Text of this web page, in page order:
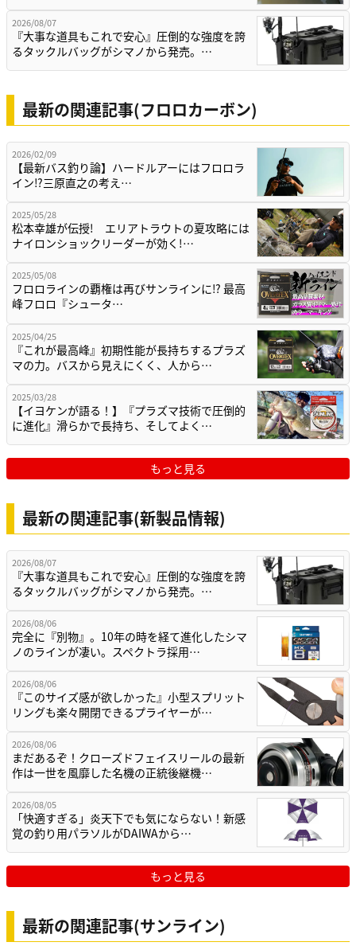
2026/08/07
『大事な道具もこれで安心』圧倒的な強度を誇
るタックルバッグがシマノから発売。…
最新の関連記事(フロロカーボン)
2026/02/09
【最新バス釣り論】ハードルアーにはフロロラ
イン⁉三原直之の考え…
2025/05/28
松本幸雄が伝授! エリアトラウトの夏攻略には
ナイロンショックリーダーが効く!…
2025/05/08
フロロラインの覇権は再びサンラインに⁉ 最高
峰フロロ『シュータ…
2025/04/25
『これが最高峰』初期性能が長持ちするプラズ
マの力。バスから見えにくく、人から…
2025/03/28
【イヨケンが語る！】『プラズマ技術で圧倒的
に進化』滑らかで長持ち、そしてよく…
もっと見る
最新の関連記事(新製品情報)
2026/08/07
『大事な道具もこれで安心』圧倒的な強度を誇
るタックルバッグがシマノから発売。…
2026/08/06
完全に『別物』。10年の時を経て進化したシマ
ノのラインが凄い。スペクトラ採用…
2026/08/06
『このサイズ感が欲しかった』小型スプリット
リングも楽々開閉できるプライヤーが…
2026/08/06
まだあるぞ！クローズドフェイスリールの最新
作は一世を風靡した名機の正統後継機…
2026/08/05
「快適すぎる」炎天下でも気にならない！新感
覚の釣り用パラソルがDAIWAから…
もっと見る
最新の関連記事(サンライン)